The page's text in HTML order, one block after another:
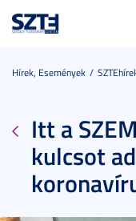
Hírek, Események
Itt a
kulcsot